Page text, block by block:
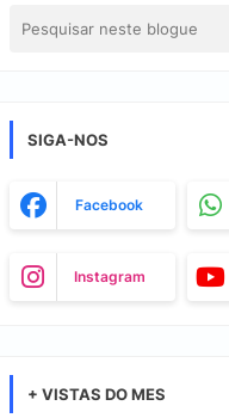
SIGA-NOS
Facebook
Instagram
+ VISTAS DO MES